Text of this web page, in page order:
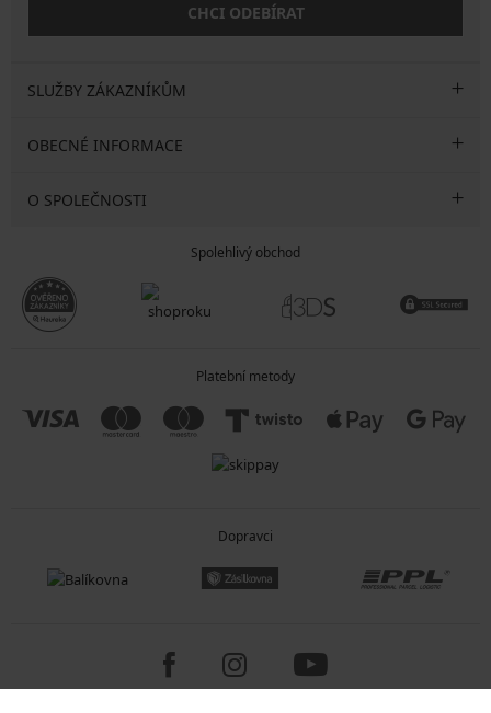
CHCI ODEBÍRAT
SLUŽBY ZÁKAZNÍKŮM
OBECNÉ INFORMACE
O SPOLEČNOSTI
Spolehlivý obchod
Platební metody
Dopravci